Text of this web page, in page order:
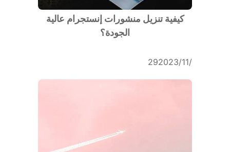
كيفية تنزيل منشورات إنستجرام عالية
الجودة؟
29‏/11‏/2023